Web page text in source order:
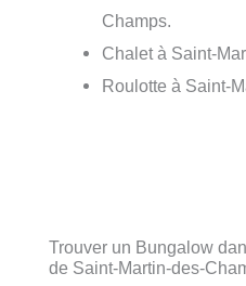
Champs.
Chalet à Saint-
Roulotte à Saint-
Trouver un Bungalow
de Saint-Martin-des-